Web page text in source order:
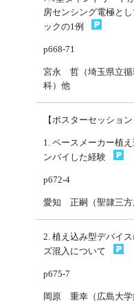
房センシング電極と
ックの1例
p668-71
宮永 哲（埼玉県立循
科）他
【ポスターセッション
1. ペースメーカー植
ンバイした経験
p672-4
愛知 正嗣（聖隷三方
2. 植え込み型デバイ
ズ混入について
p675-7
岡原 重幸（広島大学